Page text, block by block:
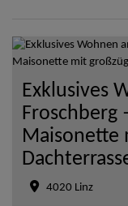
Exklusives
Froschberg
Maisonette
4020 Linz